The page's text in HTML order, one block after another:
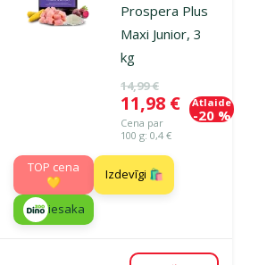
Prospera Plus
Maxi Junior, 3
kg
Oriģinālā cena
14,99 €
Cena
11,98 €
Cena par
100 g: 0,4 €
Atlaide
-20 %
TOP cena
💛
Izdevīgi 🛍️
iesaka